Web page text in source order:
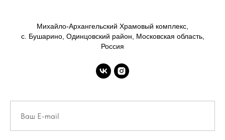
Михайло-Архангельский Храмовый комплекс,
с. Бушарино, Одинцовский район, Московская область,
Россия